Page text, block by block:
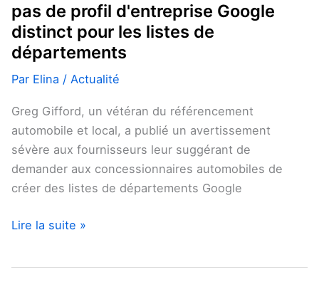
pas de profil d'entreprise Google
distinct pour les listes de
départements
Par Elina /Actualité
Greg Gifford, un vétéran du référencement
automobile et local, a publié un avertissement
sévère aux fournisseurs leur suggérant de
demander aux concessionnaires automobiles de
créer des listes de départements Google
pour
les
listes
de
Lire la suite »